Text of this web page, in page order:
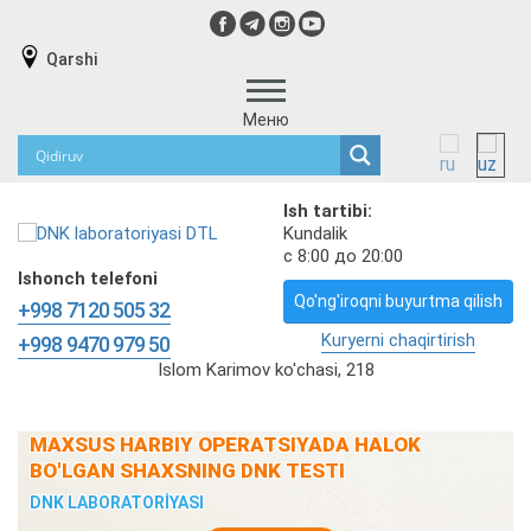
Qarshi
Меню
Ish tartibi:
Kundalik
с 8:00 до 20:00
Ishonch telefoni
+998 7120 505 32
+998 9470 979 50
Qo'ng'iroqni buyurtma qilish
Kuryerni chaqirtirish
Islom Karimov ko'chasi, 218
MAXSUS HARBIY OPERATSIYADA HALOK
BO'LGAN SHAXSNING DNK TESTI
DNK LABORATORİYASI